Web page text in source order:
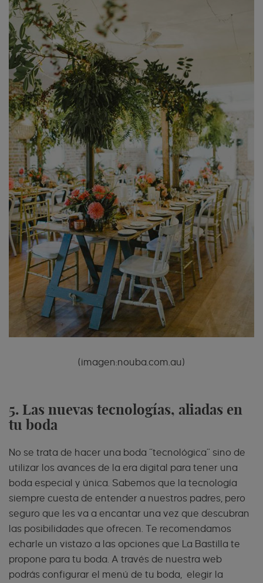
(imagen:nouba.com.au)
5. Las nuevas tecnologías, aliadas en
tu boda
No se trata de hacer una boda “tecnológica” sino de
utilizar los avances de la era digital para tener una
boda especial y única. Sabemos que la tecnología
siempre cuesta de entender a nuestros padres, pero
seguro que les va a encantar una vez que descubran
las posibilidades que ofrecen. Te recomendamos
echarle un vistazo a las opciones que La Bastilla te
propone para tu boda. A través de nuestra web
podrás configurar el menú de tu boda, elegir la